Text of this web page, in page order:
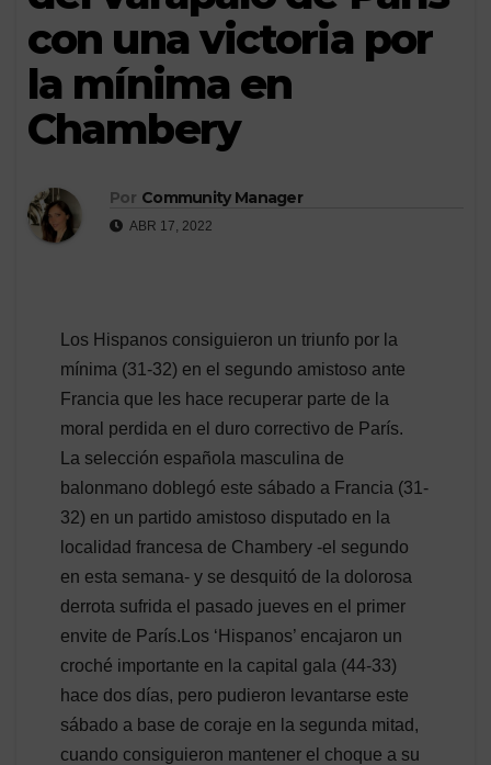
con una victoria por
la mínima en
Chambery
Por Community Manager
ABR 17, 2022
Los Hispanos consiguieron un triunfo por la
mínima (31-32) en el segundo amistoso ante
Francia que les hace recuperar parte de la
moral perdida en el duro correctivo de París.
La selección española masculina de
balonmano doblegó este sábado a Francia (31-
32) en un partido amistoso disputado en la
localidad francesa de Chambery -el segundo
en esta semana- y se desquitó de la dolorosa
derrota sufrida el pasado jueves en el primer
envite de París.Los ‘Hispanos’ encajaron un
croché importante en la capital gala (44-33)
hace dos días, pero pudieron levantarse este
sábado a base de coraje en la segunda mitad,
cuando consiguieron mantener el choque a su